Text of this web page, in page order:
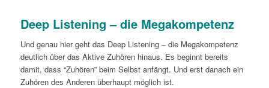
Deep Listening – die Megakompetenz
Und genau hier geht das Deep Listening – die Megakompetenz
deutlich über das Aktive Zuhören hinaus. Es beginnt bereits
damit, dass “Zuhören” beim Selbst anfängt. Und erst danach ein
Zuhören des Anderen überhaupt möglich ist.